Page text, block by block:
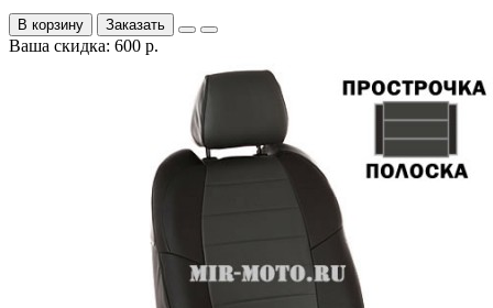
В корзину Заказать
Ваша скидка: 600 р.